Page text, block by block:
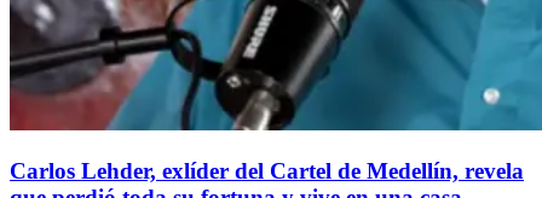
Carlos Lehder, exlíder del Cartel de Medellín, revela